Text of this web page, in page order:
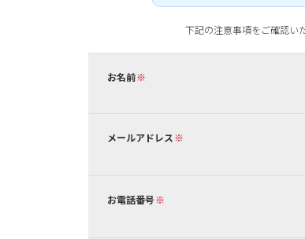
下記の注意事項をご確認い
お名前
メールアドレス
お電話番号